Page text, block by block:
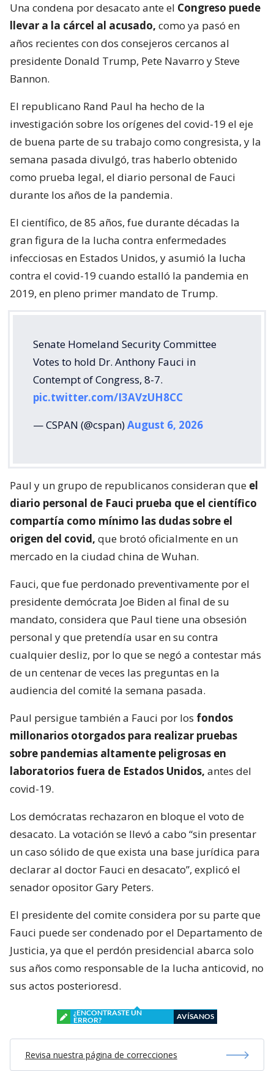
Una condena por desacato ante el Congreso puede
llevar a la cárcel al acusado, como ya pasó en
años recientes con dos consejeros cercanos al
presidente Donald Trump, Pete Navarro y Steve
Bannon.
El republicano Rand Paul ha hecho de la
investigación sobre los orígenes del covid-19 el eje
de buena parte de su trabajo como congresista, y la
semana pasada divulgó, tras haberlo obtenido
como prueba legal, el diario personal de Fauci
durante los años de la pandemia.
El científico, de 85 años, fue durante décadas la
gran figura de la lucha contra enfermedades
infecciosas en Estados Unidos, y asumió la lucha
contra el covid-19 cuando estalló la pandemia en
2019, en pleno primer mandato de Trump.
Senate Homeland Security Committee
Votes to hold Dr. Anthony Fauci in
Contempt of Congress, 8-7.
pic.twitter.com/I3AVzUH8CC
— CSPAN (@cspan)August 6, 2026
Paul y un grupo de republicanos consideran que el
diario personal de Fauci prueba que el científico
compartía como mínimo las dudas sobre el
origen del covid, que brotó oficialmente en un
mercado en la ciudad china de Wuhan.
Fauci, que fue perdonado preventivamente por el
presidente demócrata Joe Biden al final de su
mandato, considera que Paul tiene una obsesión
personal y que pretendía usar en su contra
cualquier desliz, por lo que se negó a contestar más
de un centenar de veces las preguntas en la
audiencia del comité la semana pasada.
Paul persigue también a Fauci por los fondos
millonarios otorgados para realizar pruebas
sobre pandemias altamente peligrosas en
laboratorios fuera de Estados Unidos, antes del
covid-19.
Los demócratas rechazaron en bloque el voto de
desacato. La votación se llevó a cabo “sin presentar
un caso sólido de que exista una base jurídica para
declarar al doctor Fauci en desacato”, explicó el
senador opositor Gary Peters.
El presidente del comite considera por su parte que
Fauci puede ser condenado por el Departamento de
Justicia, ya que el perdón presidencial abarca solo
sus años como responsable de la lucha anticovid, no
sus actos posterioresd.
¿ENCONTRASTE UN
ERROR?
AVÍSANOS
Revisa nuestra página de correcciones